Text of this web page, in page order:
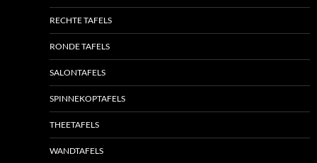
RECHTE TAFELS
RONDE TAFELS
SALONTAFELS
SPINNEKOPTAFELS
THEETAFELS
WANDTAFELS